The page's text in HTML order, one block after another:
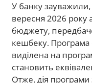
У банку
вересня 2026
бюджету,
кешбеку.
виділена на
становить
Отже, дія програми